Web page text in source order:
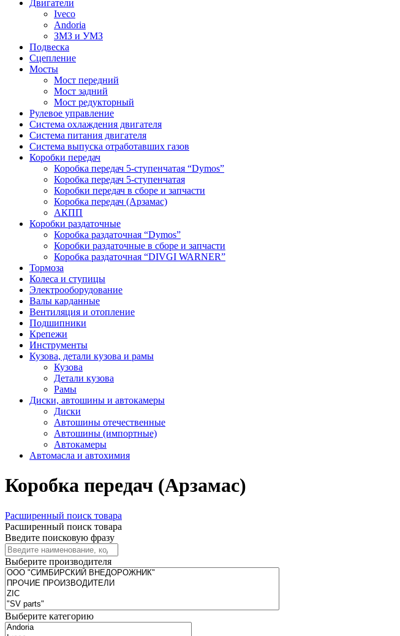
Двигатели
Iveco
Andoria
ЗМЗ и УМЗ
Подвеска
Сцепление
Мосты
Мост передний
Мост задний
Мост редукторный
Рулевое управление
Система охлаждения двигателя
Система питания двигателя
Система выпуска отработавших газов
Коробки передач
Коробка передач 5-ступенчатая “Dymos”
Коробка передач 5-ступенчатая
Коробки передач в сборе и запчасти
Коробка передач (Арзамас)
АКПП
Коробки раздаточные
Коробка раздаточная “Dymos”
Коробки раздаточные в сборе и запчасти
Коробка раздаточная “DIVGI WARNER”
Тормоза
Колеса и ступицы
Электрооборудование
Валы карданные
Вентиляция и отопление
Подшипники
Крепежи
Инструменты
Кузова, детали кузова и рамы
Кузова
Детали кузова
Рамы
Диски, автошины и автокамеры
Диски
Автошины отечественные
Автошины (импортные)
Автокамеры
Автомасла и автохимия
Коробка передач (Арзамас)
Расширенный поиск товара
Расширенный поиск товара
Введите поисковую фразу
Выберите производителя
Выберите категорию